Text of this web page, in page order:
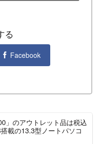
る
Facebook
」のアウトレット品は税込
載の13.3型ノートパソコ